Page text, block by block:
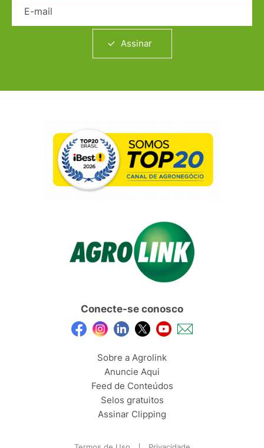
Assinar
Conecte-se conosco
Sobre a Agrolink
Anuncie Aqui
Feed de Conteúdos
Selos gratuitos
Assinar Clipping